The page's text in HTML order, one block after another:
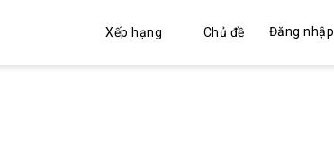
Xếp hạng Chủ đề Đăng nhập